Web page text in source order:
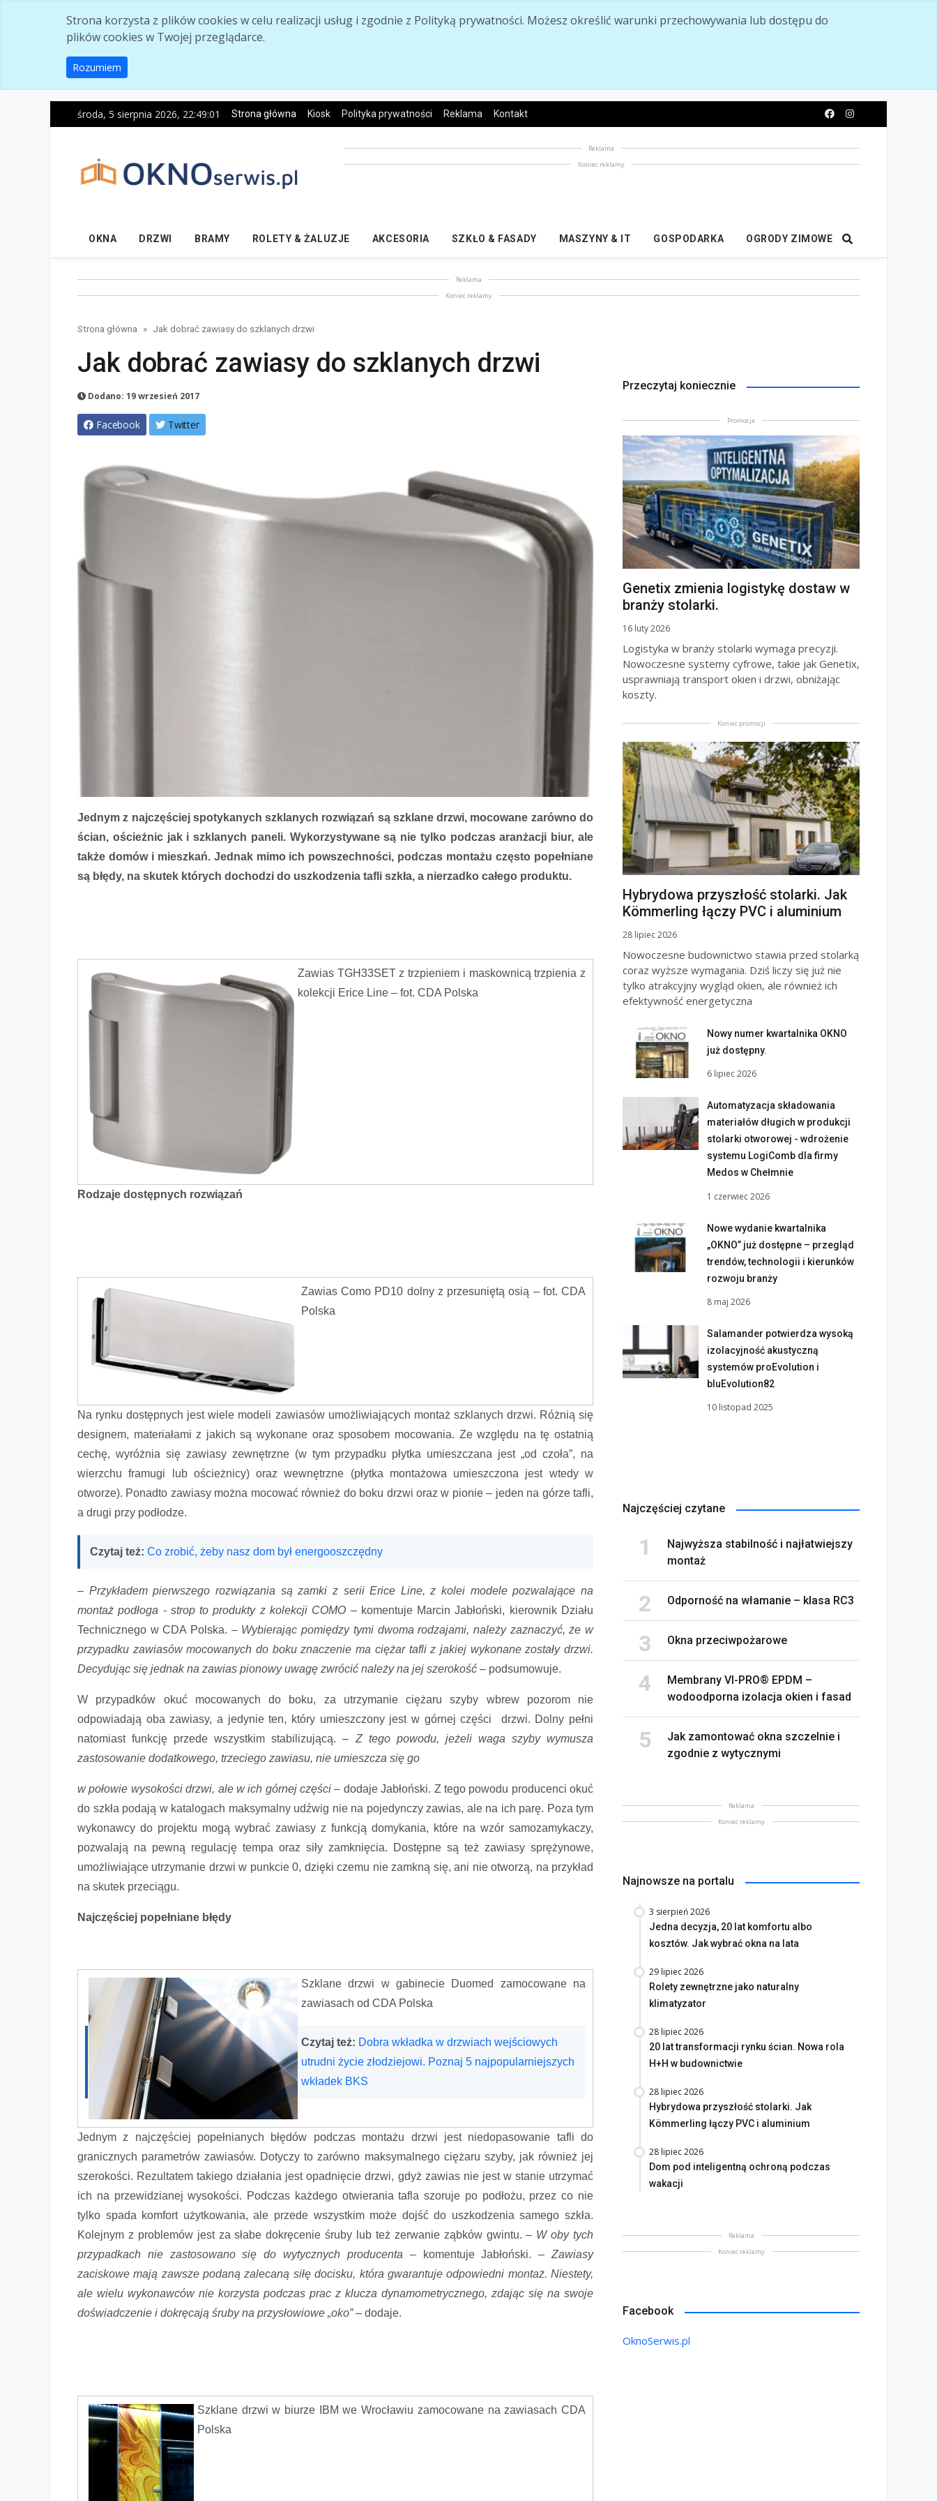
Strona korzysta z plików cookies w celu realizacji usług i zgodnie z Polityką prywatności. Możesz określić warunki przechowywania lub dostępu do
plików cookies w Twojej przeglądarce.
Rozumiem
środa, 5 sierpnia 2026, 22:49:02 Strona główna Kiosk Polityka prywatności Reklama Kontakt
Reklama
Koniec reklamy
OKNA DRZWI BRAMY ROLETY & ŻALUZJE AKCESORIA SZKŁO & FASADY MASZYNY & IT GOSPODARKA OGRODY ZIMOWE
Reklama
Koniec reklamy
Strona główna Jak dobrać zawiasy do szklanych drzwi
Jak dobrać zawiasy do szklanych drzwi
Dodano: 19 wrzesień 2017
Facebook Twitter
Jak dobrać zawiasy do szklanych drzwi
Jednym z najczęściej spotykanych szklanych rozwiązań są szklane drzwi, mocowane zarówno do
ścian, ościeżnic jak i szklanych paneli. Wykorzystywane są nie tylko podczas aranżacji biur, ale
także domów i mieszkań. Jednak mimo ich powszechności, podczas montażu często popełniane
są błędy, na skutek których dochodzi do uszkodzenia tafli szkła, a nierzadko całego produktu.
Zawias TGH33SET z trzpieniem i maskownicą trzpienia z
kolekcji Erice Line – fot. CDA Polska
Rodzaje dostępnych rozwiązań
Zawias Como PD10 dolny z przesuniętą osią – fot. CDA
Polska
Na rynku dostępnych jest wiele modeli zawiasów umożliwiających montaż szklanych drzwi. Różnią się
designem, materiałami z jakich są wykonane oraz sposobem mocowania. Ze względu na tę ostatnią
cechę, wyróżnia się zawiasy zewnętrzne (w tym przypadku płytka umieszczana jest „od czoła”, na
wierzchu framugi lub ościeżnicy) oraz wewnętrzne (płytka montażowa umieszczona jest wtedy w
otworze). Ponadto zawiasy można mocować również do boku drzwi oraz w pionie – jeden na górze tafli,
a drugi przy podłodze.
Czytaj też: Co zrobić, żeby nasz dom był energooszczędny
– Przykładem pierwszego rozwiązania są zamki z serii Erice Line, z kolei modele pozwalające na
montaż podłoga - strop to produkty z kolekcji COMO – komentuje Marcin Jabłoński, kierownik Działu
Technicznego w CDA Polska. – Wybierając pomiędzy tymi dwoma rodzajami, należy zaznaczyć, że w
przypadku zawiasów mocowanych do boku znaczenie ma ciężar tafli z jakiej wykonane zostały drzwi.
Decydując się jednak na zawias pionowy uwagę zwrócić należy na jej szerokość – podsumowuje.
W przypadków okuć mocowanych do boku, za utrzymanie ciężaru szyby wbrew pozorom nie
odpowiadają oba zawiasy, a jedynie ten, który umieszczony jest w górnej części drzwi. Dolny pełni
natomiast funkcję przede wszystkim stabilizującą. – Z tego powodu, jeżeli waga szyby wymusza
zastosowanie dodatkowego, trzeciego zawiasu, nie umieszcza się go
w połowie wysokości drzwi, ale w ich górnej części– dodaje Jabłoński. Z tego powodu producenci okuć
do szkła podają w katalogach maksymalny udźwig nie na pojedynczy zawias, ale na ich parę. Poza tym
wykonawcy do projektu mogą wybrać zawiasy z funkcją domykania, które na wzór samozamykaczy,
pozwalają na pewną regulację tempa oraz siły zamknięcia. Dostępne są też zawiasy sprężynowe,
umożliwiające utrzymanie drzwi w punkcie 0, dzięki czemu nie zamkną się, ani nie otworzą, na przykład
na skutek przeciągu.
Najczęściej popełniane błędy
Szklane drzwi w gabinecie Duomed zamocowane na
zawiasach od CDA Polska
Czytaj też: Dobra wkładka w drzwiach wejściowych
utrudni życie złodziejowi. Poznaj 5 najpopularniejszych
wkładek BKS
Jednym z najczęściej popełnianych błędów podczas montażu drzwi jest niedopasowanie tafli do
granicznych parametrów zawiasów. Dotyczy to zarówno maksymalnego ciężaru szyby, jak również jej
szerokości. Rezultatem takiego działania jest opadnięcie drzwi, gdyż zawias nie jest w stanie utrzymać
ich na przewidzianej wysokości. Podczas każdego otwierania tafla szoruje po podłożu, przez co nie
tylko spada komfort użytkowania, ale przede wszystkim może dojść do uszkodzenia samego szkła.
Kolejnym z problemów jest za słabe dokręcenie śruby lub też zerwanie ząbków gwintu. – W oby tych
przypadkach nie zastosowano się do wytycznych producenta – komentuje Jabłoński. –Zawiasy
zaciskowe mają zawsze podaną zalecaną siłę docisku, która gwarantuje odpowiedni montaż. Niestety,
ale wielu wykonawców nie korzysta podczas prac z klucza dynamometrycznego, zdając się na swoje
doświadczenie i dokręcają śruby na przysłowiowe „oko”– dodaje.
Szklane drzwi w biurze IBM we Wrocławiu zamocowane na zawiasach CDA
Polska
Przeczytaj koniecznie
Promocja
Genetix zmienia logistykę dostaw w
branży stolarki.
16 luty 2026
Logistyka w branży stolarki wymaga precyzji.
Nowoczesne systemy cyfrowe, takie jak Genetix,
usprawniają transport okien i drzwi, obniżając
koszty.
Koniec promocji
Hybrydowa przyszłość stolarki. Jak
Kömmerling łączy PVC i aluminium
28 lipiec 2026
Nowoczesne budownictwo stawia przed stolarką
coraz wyższe wymagania. Dziś liczy się już nie
tylko atrakcyjny wygląd okien, ale również ich
efektywność energetyczna
Nowy numer kwartalnika OKNO
już dostępny.
6 lipiec 2026
Automatyzacja składowania
materiałów długich w produkcji
stolarki otworowej - wdrożenie
systemu LogiComb dla firmy
Medos w Chełmnie
1 czerwiec 2026
Nowe wydanie kwartalnika
„OKNO” już dostępne – przegląd
trendów, technologii i kierunków
rozwoju branży
8 maj 2026
Salamander potwierdza wysoką
izolacyjność akustyczną
systemów proEvolution i
bluEvolution82
10 listopad 2025
Najczęściej czytane
Najwyższa stabilność i najłatwiejszy
montaż
Odporność na włamanie – klasa RC3
Okna przeciwpożarowe
Membrany VI-PRO® EPDM –
wodoodporna izolacja okien i fasad
Jak zamontować okna szczelnie i
zgodnie z wytycznymi
Reklama
Koniec reklamy
Najnowsze na portalu
3 sierpień 2026
Jedna decyzja, 20 lat komfortu albo
kosztów. Jak wybrać okna na lata
29 lipiec 2026
Rolety zewnętrzne jako naturalny
klimatyzator
28 lipiec 2026
20 lat transformacji rynku ścian. Nowa rola
H+H w budownictwie
28 lipiec 2026
Hybrydowa przyszłość stolarki. Jak
Kömmerling łączy PVC i aluminium
28 lipiec 2026
Dom pod inteligentną ochroną podczas
wakacji
Reklama
Koniec reklamy
Facebook
OknoSerwis.pl